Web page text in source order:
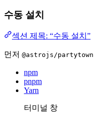
수동 설치
섹션 제목: “수동 설치”
먼저 @astrojs/partytown
npm
pnpm
Yarn
터미널 창